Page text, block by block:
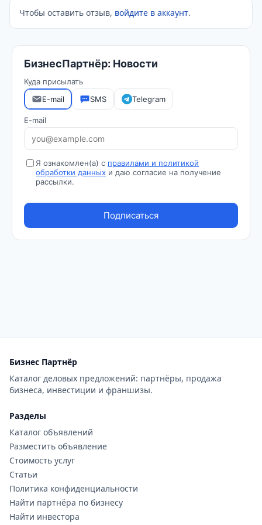
Чтобы оставить отзыв, войдите в аккаунт.
Бизнес Партнёр
Каталог деловых предложений: партнёры, продажа
бизнеса, инвестиции и франшизы.
Разделы
Каталог объявлений
Разместить объявление
Стоимость услуг
Статьи
Политика конфиденциальности
Найти партнёра по бизнесу
Найти инвестора